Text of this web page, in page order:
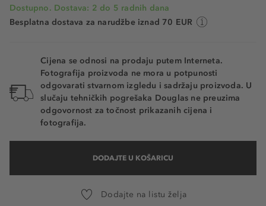
Dostupno. Dostava: 2 do 5 radnih dana
Besplatna dostava za narudžbe iznad 70 EUR
Cijena se odnosi na prodaju putem Interneta.
Fotografija proizvoda ne mora u potpunosti
odgovarati stvarnom izgledu i sadržaju proizvoda. U
slučaju tehničkih pogrešaka Douglas ne preuzima
odgovornost za točnost prikazanih cijena i
fotografija.
DODAJTE U KOŠARICU
Dodajte na listu želja